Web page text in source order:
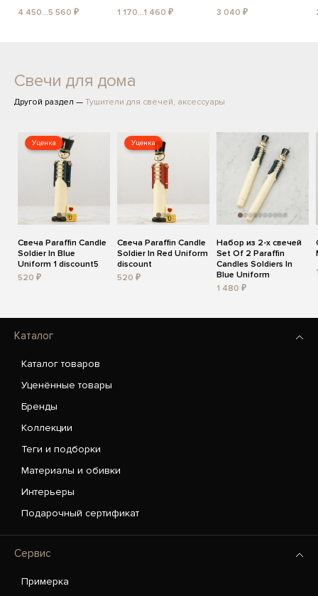
4 450...5 560 ₽
1 170...1 460 ₽
3 040 ₽
Свечи для дома
Другой раздел — Тушители для свечей, аксессуары
Уценка
Свеча Paraffin Candle
Soldier In Blue
Uniform 1 discount5
520 ₽
Уценка
Свеча Paraffin Candle
Soldier In Red Uniform
discount
520 ₽
Набор из 2-х свечей
Set Of 2 Paraffin
Candles Soldiers In
Blue Uniform
1 480 ₽
Каталог
Каталог товаров
Уценённые товары
Бренды
Коллекции
Теги и подборки
Материалы и обивки
Интерьеры
Подарочный сертификат
Сервис
Примерка